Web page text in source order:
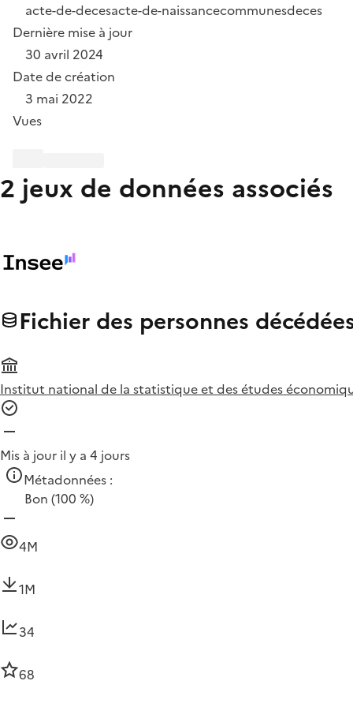
acte-de-decesacte-de-naissancecommunesdeces
Dernière mise à jour
30 avril 2024
Date de création
3 mai 2022
Vues
2 jeux de données associés
Fichier des personnes
Institut national de la statistique et des études
Mis à jour il y a 4 jours
Métadonnées :
Bon (100 %)
4M
1M
34
68